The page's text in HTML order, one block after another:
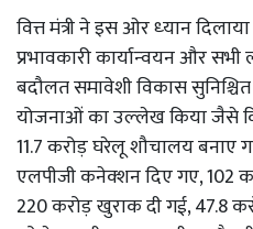
वित्त मंत्री ने इस ओर ध्‍यान
प्रभावकारी कार्यान्‍वयन और
बदौलत समावेशी विकास
योजनाओं का उल्‍लेख किया जैसे
11.7 करोड़ घरेलू शौचालय बनाए
एलपीजी कनेक्‍शन दिए गए, 102
220 करोड़ खुराक दी गई, 47.8